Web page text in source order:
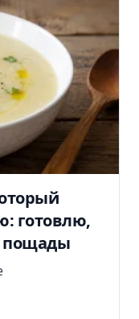
готовлю,
пощады